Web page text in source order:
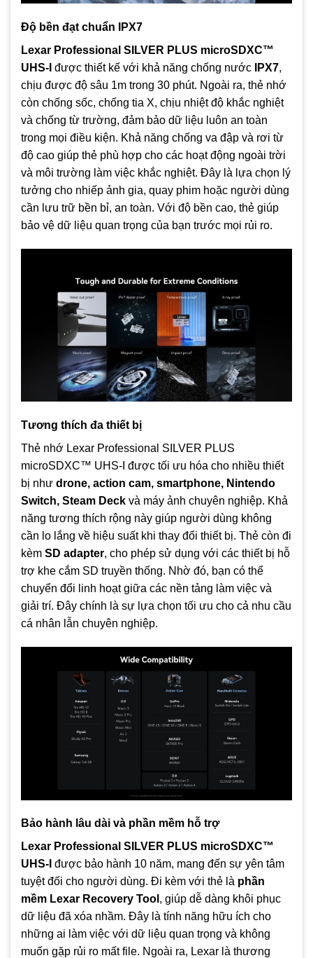
Độ bền đạt chuẩn IPX7
Lexar Professional SILVER PLUS microSDXC™
UHS‑I được thiết kế với khả năng chống nước IPX7,
chịu được độ sâu 1m trong 30 phút. Ngoài ra, thẻ nhớ
còn chống sốc, chống tia X, chịu nhiệt độ khắc nghiệt
và chống từ trường, đảm bảo dữ liệu luôn an toàn
trong mọi điều kiện. Khả năng chống va đập và rơi từ
độ cao giúp thẻ phù hợp cho các hoạt động ngoài trời
và môi trường làm việc khắc nghiệt. Đây là lựa chọn lý
tưởng cho nhiếp ảnh gia, quay phim hoặc người dùng
cần lưu trữ bền bỉ, an toàn. Với độ bền cao, thẻ giúp
bảo vệ dữ liệu quan trọng của bạn trước mọi rủi ro.
Tương thích đa thiết bị
Thẻ nhớ Lexar Professional SILVER PLUS
microSDXC™ UHS‑I được tối ưu hóa cho nhiều thiết
bị như drone, action cam, smartphone, Nintendo
Switch, Steam Deck và máy ảnh chuyên nghiệp. Khả
năng tương thích rộng này giúp người dùng không
cần lo lắng về hiệu suất khi thay đổi thiết bị. Thẻ còn đi
kèm SD adapter, cho phép sử dụng với các thiết bị hỗ
trợ khe cắm SD truyền thống. Nhờ đó, bạn có thể
chuyển đổi linh hoạt giữa các nền tảng làm việc và
giải trí. Đây chính là sự lựa chọn tối ưu cho cả nhu cầu
cá nhân lẫn chuyên nghiệp.
Bảo hành lâu dài và phần mềm hỗ trợ
Lexar Professional SILVER PLUS microSDXC™
UHS‑I được bảo hành 10 năm, mang đến sự yên tâm
tuyệt đối cho người dùng. Đi kèm với thẻ là phần
mềm Lexar Recovery Tool , giúp dễ dàng khôi phục
dữ liệu đã xóa nhầm. Đây là tính năng hữu ích cho
những ai làm việc với dữ liệu quan trọng và không
muốn gặp rủi ro mất file. Ngoài ra, Lexar là thương